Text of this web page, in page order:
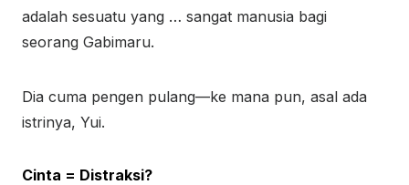
adalah sesuatu yang … sangat manusia bagi
seorang Gabimaru.
Dia cuma pengen pulang—ke mana pun, asal ada
istrinya, Yui.
Cinta = Distraksi?